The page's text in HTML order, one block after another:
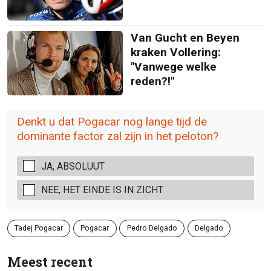
Van Gucht en Beyen
kraken Vollering:
"Vanwege welke
reden?!"
Denkt u dat Pogacar nog lange tijd de
dominante factor zal zijn in het peloton?
JA, ABSOLUUT
NEE, HET EINDE IS IN ZICHT
Tadej Pogacar Pogacar Pedro Delgado Delgado
Meest recent